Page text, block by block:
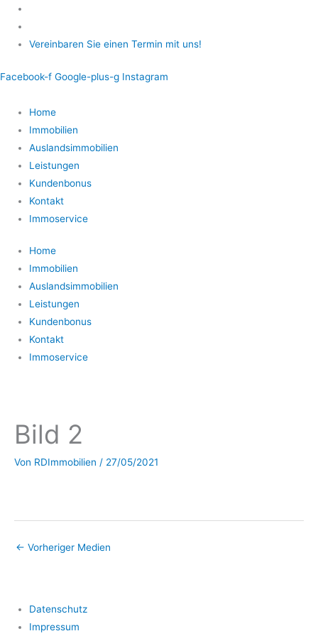
Zum
Inhalt
springenVereinbaren Sie einen Termin mit uns!
Facebook-f Google-plus-g Instagram
Home
Immobilien
Auslandsimmobilien
Leistungen
Kundenbonus
Kontakt
Immoservice
Home
Immobilien
Auslandsimmobilien
Leistungen
Kundenbonus
Kontakt
Immoservice
Bild 2
Von RDImmobilien / 27/05/2021
← Vorheriger Medien
Datenschutz
Impressum